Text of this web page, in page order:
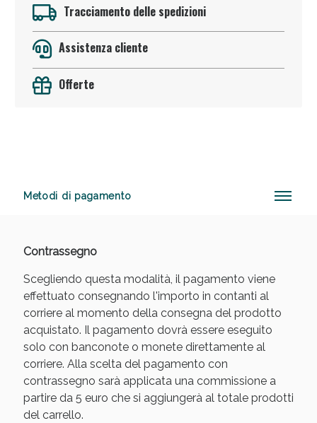
Tracciamento delle spedizioni
Assistenza cliente
Offerte
Metodi di pagamento
Contrassegno
Scegliendo questa modalità, il pagamento viene
effettuato consegnando l'importo in contanti al
corriere al momento della consegna del prodotto
acquistato. Il pagamento dovrà essere eseguito
solo con banconote o monete direttamente al
corriere. Alla scelta del pagamento con
contrassegno sarà applicata una commissione a
partire da 5 euro che si aggiungerà al totale prodotti
del carrello.